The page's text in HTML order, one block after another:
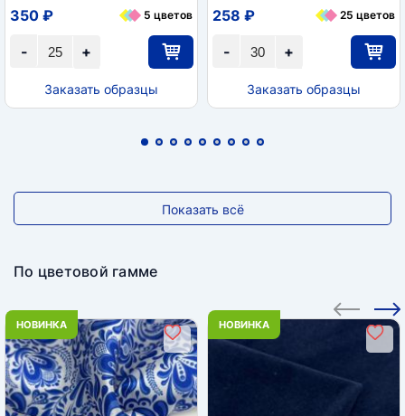
+
-
350 ₽ 5 цветов
Заказать образцы
+
-
258 ₽ 25 цветов
Заказать образцы
Показать всё
По цветовой гамме
НОВИНКА НОВИНКА